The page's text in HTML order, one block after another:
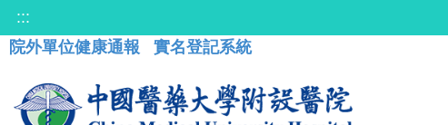
:::
院外單位健康通報
實名登記系統